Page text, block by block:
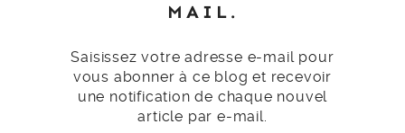
MAIL.
Saisissez votre adresse e-mail pour
vous abonner à ce blog et recevoir
une notification de chaque nouvel
article par e-mail.